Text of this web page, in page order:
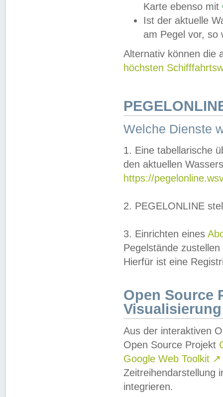
Karte ebenso mit
Ist der aktuelle
am Pegel vor,
Alternativ können die
höchsten
Welche Dienste
1. Eine tabellarische
den aktuellen
https://
2. PEGELONLINE
3. Einrichten eines
Pegelstände
Hierfür ist eine
Open Source
Visualisierung
Aus der interaktiven
Open Source Projekt
Google Web Toolkit ↗
Zeitreihendarstellung
integrieren.